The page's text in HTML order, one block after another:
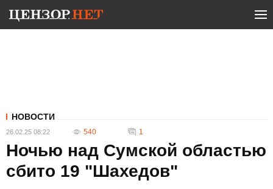
НОВОСТИ
26.02.25 08:22 540 1
Ночью над Сумской областью
сбито 19 "Шахедов"